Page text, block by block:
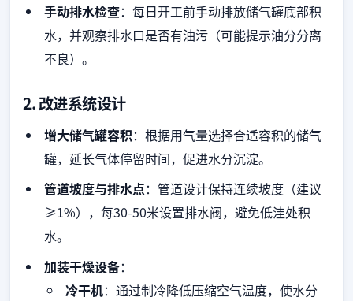
手动排水检查：每日开工前手动排放储气罐底部积
水，并观察排水口是否有油污（可能提示油分分离
不良）。
2. 改进系统设计
增大储气罐容积：根据用气量选择合适容积的储气
罐，延长气体停留时间，促进水分沉淀。
管道坡度与排水点：管道设计保持连续坡度（建议
≥1%），每30-50米设置排水阀，避免低洼处积
水。
加装干燥设备：
冷干机：通过制冷降低压缩空气温度，使水分